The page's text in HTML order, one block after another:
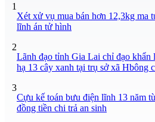
1
Xét xử vụ mua bán hơn 12,3kg ma
lĩnh án tử hình
2
Lãnh đạo tỉnh Gia Lai chỉ đạo khẩn
hạ 13 cây xanh tại trụ sở xã Hbông
3
Cựu kế toán bưu điện lĩnh 13 năm
đồng tiền chi trả an sinh